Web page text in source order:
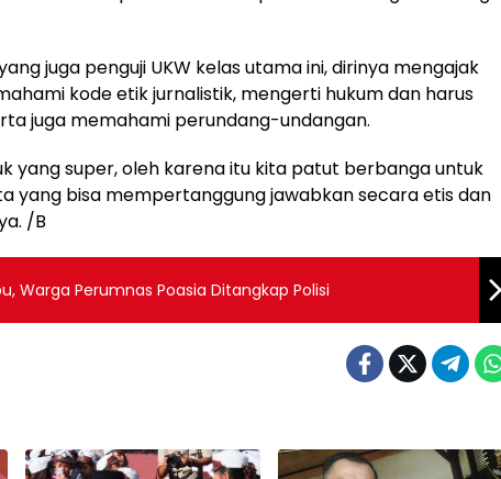
juga penguji UKW kelas utama ini, dirinya mengajak
kode etik jurnalistik, mengerti hukum dan harus
juga memahami perundang-undangan.
yang super, oleh karena itu kita patut berbanga untuk
yang bisa mempertanggung jawabkan secara etis dan
/B
Warga Perumnas Poasia Ditangkap Polisi